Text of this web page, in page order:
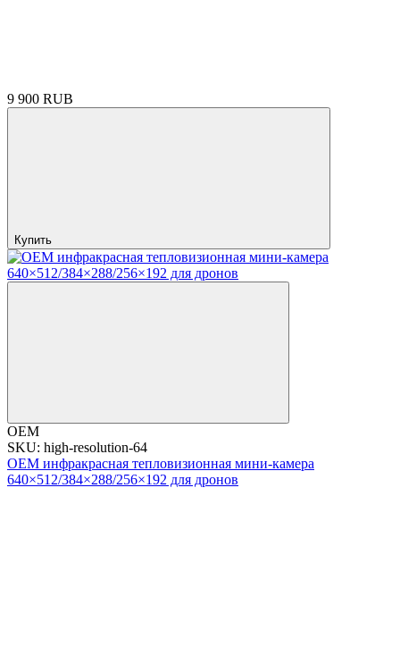
9 900 RUB
Купить
OEM
SKU: high-resolution-64
OEM инфракрасная тепловизионная мини-камера
640×512/384×288/256×192 для дронов